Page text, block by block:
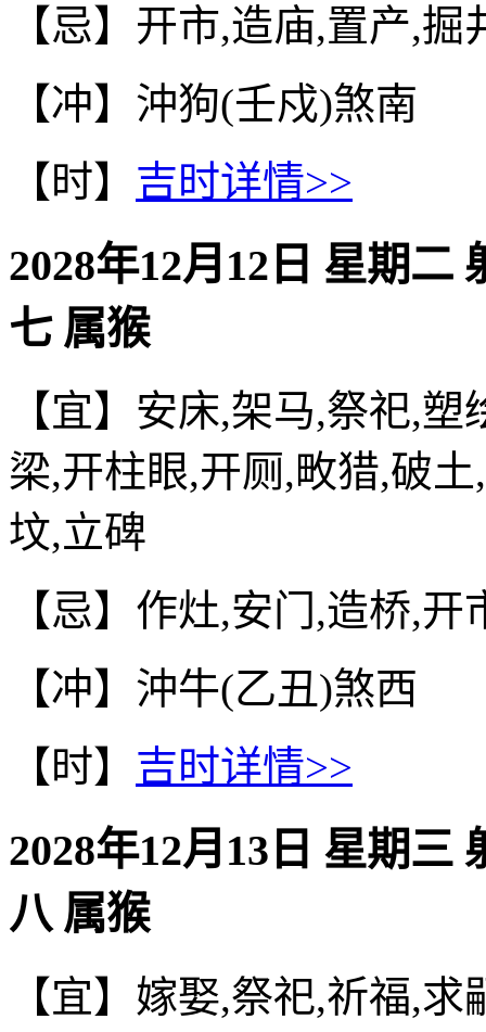
【忌】开市,造庙,置产,掘
【冲】沖狗(壬戍)煞南
【时】 吉时详情>>
2028年12月12日 星期二
七 属猴
【宜】安床,架马,祭祀,塑
梁,开柱眼,开厕,畋猎,破
坟,立碑
【忌】作灶,安门,造桥,开
【冲】沖牛(乙丑)煞西
【时】 吉时详情>>
2028年12月13日 星期三
八 属猴
【宜】嫁娶,祭祀,祈福,求